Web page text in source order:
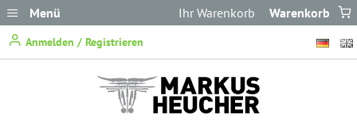
Menü
Anmelden / Registrieren
Warenkorb
Ihr Warenkorb